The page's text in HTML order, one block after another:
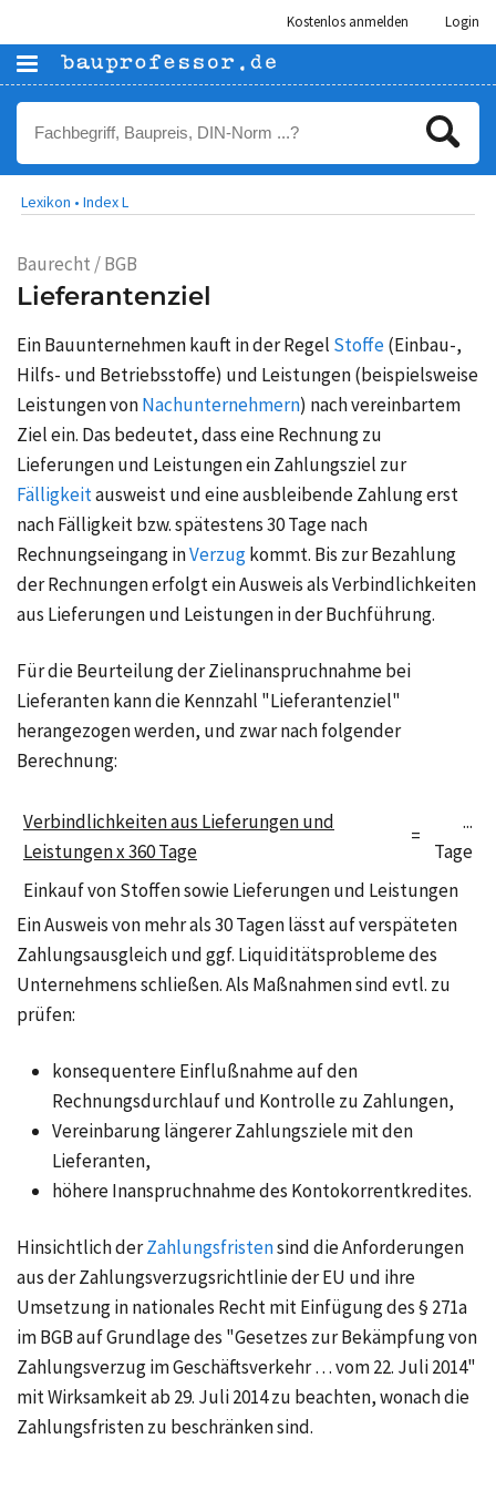
Kostenlos anmelden Login
Lexikon • Index L
Baurecht / BGB
Lieferantenziel
Ein Bauunternehmen kauft in der Regel Stoffe(Einbau-,
Hilfs- und Betriebsstoffe) und Leistungen (beispielsweise
Leistungen vonNachunternehmern) nach vereinbartem
Ziel ein. Das bedeutet, dass eine Rechnung zu
Lieferungen und Leistungen ein Zahlungsziel zur
Fälligkeitausweist und eine ausbleibende Zahlung erst
nach Fälligkeit bzw. spätestens 30 Tage nach
Rechnungseingang inVerzugkommt. Bis zur Bezahlung
der Rechnungen erfolgt ein Ausweis alsVerbindlichkeiten
aus Lieferungen und Leistungen in der Buchführung.
Für die Beurteilung der Zielinanspruchnahme bei
Lieferanten kann die Kennzahl "Lieferantenziel"
herangezogen werden, und zwar nach folgender
Berechnung:
Verbindlichkeiten aus Lieferungen und
Leistungen x 360 Tage
=
...
Tage
Einkauf von Stoffen sowie Lieferungen und Leistungen
Ein Ausweis von mehr als 30 Tagen lässt auf verspäteten
Zahlungsausgleich und ggf. Liquiditätsprobleme des
Unternehmens schließen. Als Maßnahmen sind evtl. zu
prüfen:
konsequentere Einflußnahme auf den
Rechnungsdurchlauf und Kontrolle zu Zahlungen,
Vereinbarung längerer Zahlungsziele mit den
Lieferanten,
höhere Inanspruchnahme des Kontokorrentkredites.
Hinsichtlich derZahlungsfristensind die Anforderungen
aus der Zahlungsverzugsrichtlinie der EU und ihre
Umsetzung in nationales Recht mit Einfügung des § 271a
im BGB auf Grundlage des "Gesetzes zur Bekämpfung von
Zahlungsverzug im Geschäftsverkehr … vom 22. Juli 2014"
mit Wirksamkeit ab 29. Juli 2014 zu beachten, wonach die
Zahlungsfristen zu beschränken sind.